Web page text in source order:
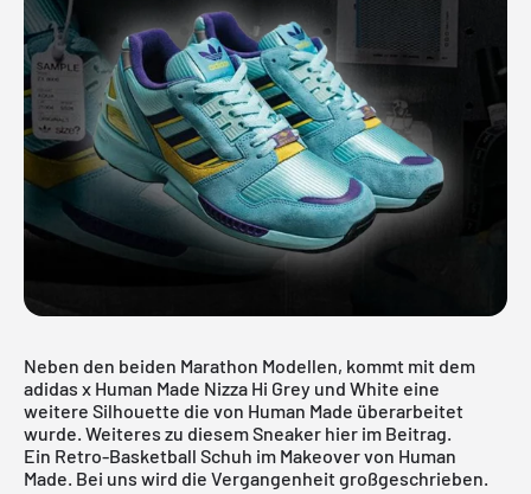
Neben den beiden Marathon Modellen, kommt mit dem
adidas x Human Made Nizza Hi Grey und White eine
weitere Silhouette die von Human Made überarbeitet
wurde. Weiteres zu diesem Sneaker hier im Beitrag.
Ein Retro-Basketball Schuh im Makeover von Human
Made. Bei uns wird die Vergangenheit großgeschrieben.